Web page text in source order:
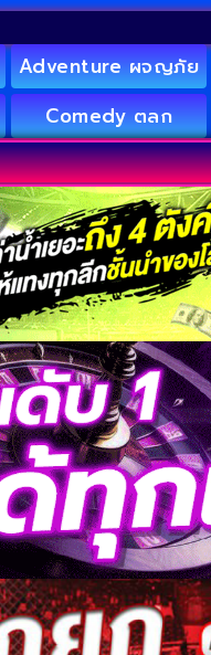
Adventure ผจญภัย
Comedy ตลก